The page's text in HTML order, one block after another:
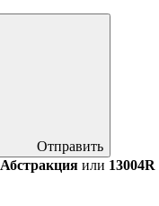
Отправить
Абстракция или 13004R